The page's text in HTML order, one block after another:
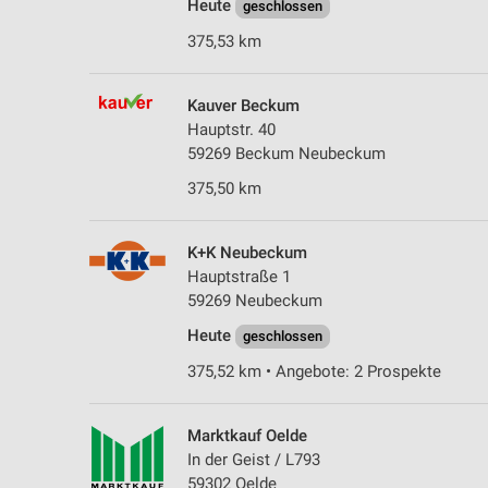
Heute geschlossen
375,53 km
Kauver Beckum
Hauptstr. 40
59269 Beckum Neubeckum
375,50 km
K+K Neubeckum
Hauptstraße 1
59269 Neubeckum
Heute
geschlossen
375,52 km • Angebote: 2 Prospekte
Marktkauf Oelde
In der Geist / L793
59302 Oelde